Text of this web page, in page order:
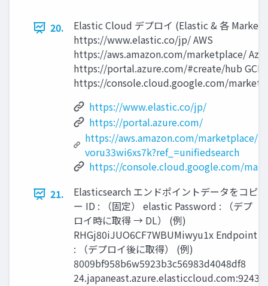
20.
Elastic Cloud デプロイ (Elastic & 各
https://www.elastic.co/jp/ AWS
https://aws.amazon.com/marketplace/
https://portal.azure.com/#create/hub GCP
https://console.cloud.google.com/
https://www.elastic.co/jp/
https://portal.azure.com/
https://aws.amazon.com/marketplace/
voru33wi6xs7k?ref_=unifiedsearch
https://console.cloud.google.com/
21.
Elasticsearch エンドポイントデータをコピ
ー ID : （固定） elastic Password : （デプ
ロイ時に取得 → DL） (例)
RHGj80iJUO6CF7WBUMiwyu1x Endpoint
: （デプロイ後に取得） (例)
8009bf958b6w5923b3c56983d4048df8
24.japaneast.azure.elasticcloud.com:9243